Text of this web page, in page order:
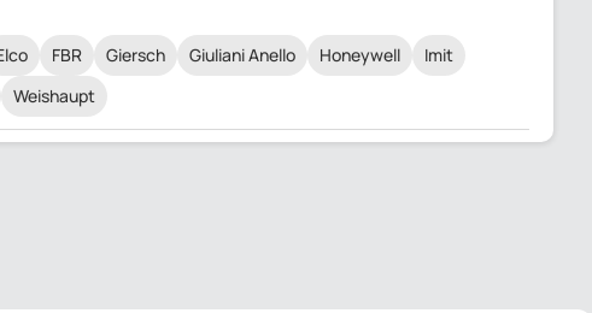
FBR Giersch Giuliani Anello Honeywell
Imit
Weishaupt